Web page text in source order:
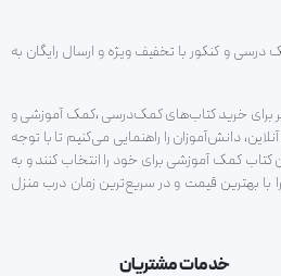
و کنکور با تخفیف ویژه و ارسال رایگان به
برای خرید کتاب‌های کمک‌درسی ،کمک آموزشی و
دانش‌آموزان را راهنمایی می‌کنیم تا با توجه
کمک آموزشی برای خود را انتخاب کنند و به
با بهترین قیمت و در سریع‌ترین زمان درب منزل
خدمات مشتریان